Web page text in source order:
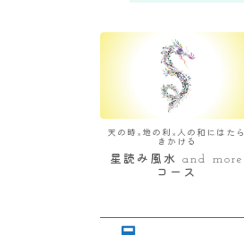
天の時×地の利×人の和にはたら
きかける
星読み風水 and more
コース